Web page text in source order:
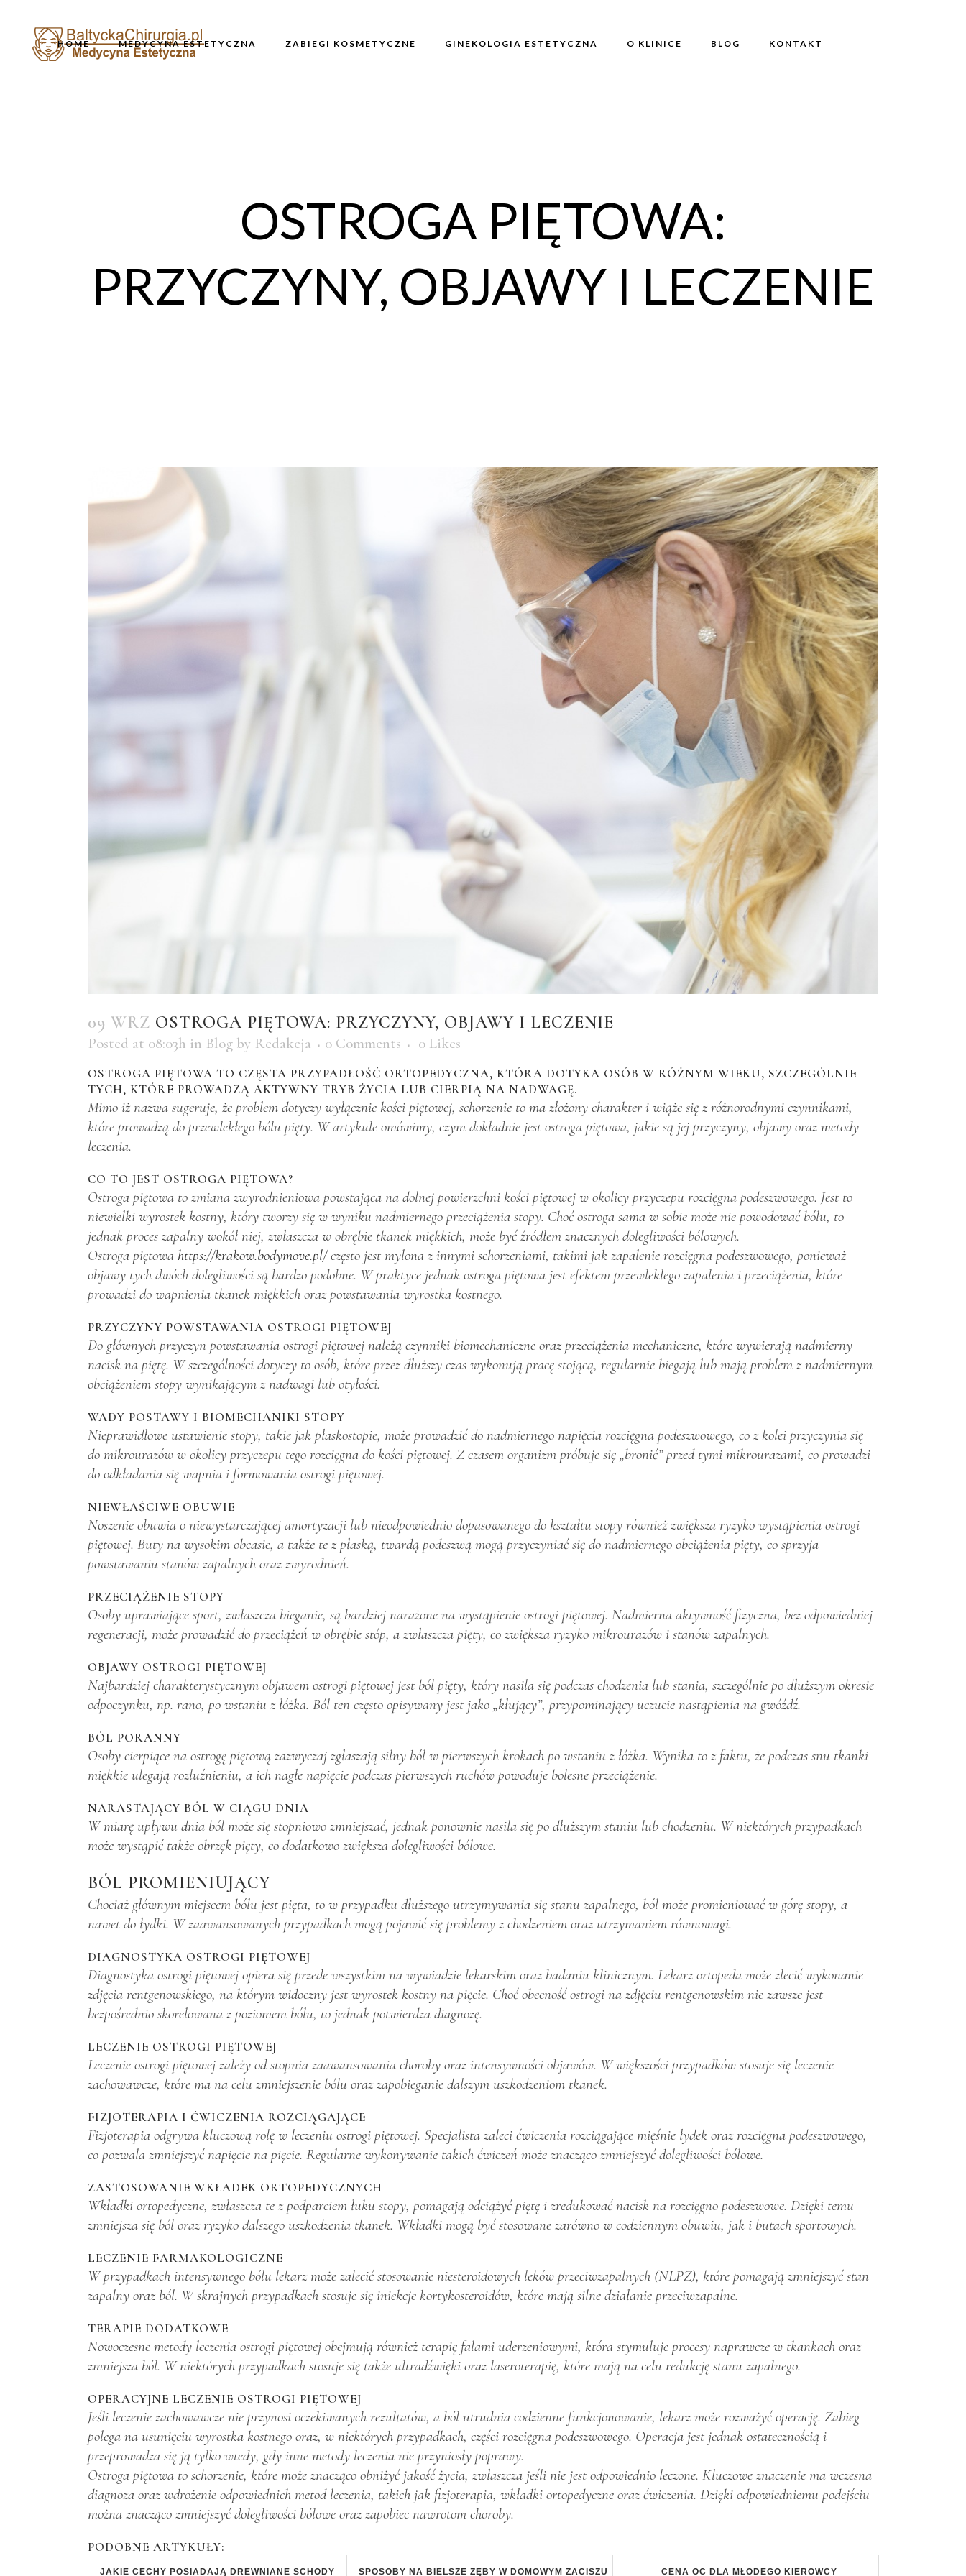
HOME MEDYCYNA ESTETYCZNA ZABIEGI KOSMETYCZNE GINEKOLOGIA ESTETYCZNA O KLINICE BLOG KONTAKT
OSTROGA PIĘTOWA:
PRZYCZYNY, OBJAWY I LECZENIE
09 WRZ OSTROGA PIĘTOWA: PRZYCZYNY, OBJAWY I LECZENIE
Posted at 08:03h in Blog by Redakcja 0 Comments 0 Likes
OSTROGA PIĘTOWA TO CZĘSTA PRZYPADŁOŚĆ ORTOPEDYCZNA, KTÓRA DOTYKA OSÓB W RÓŻNYM WIEKU, SZCZEGÓLNIE
TYCH, KTÓRE PROWADZĄ AKTYWNY TRYB ŻYCIA LUB CIERPIĄ NA NADWAGĘ.
Mimo iż nazwa sugeruje, że problem dotyczy wyłącznie kości piętowej, schorzenie to ma złożony charakter i wiąże się z różnorodnymi czynnikami,
które prowadzą do przewlekłego bólu pięty. W artykule omówimy, czym dokładnie jest ostroga piętowa, jakie są jej przyczyny, objawy oraz metody
leczenia.
CO TO JEST OSTROGA PIĘTOWA?
Ostroga piętowa to zmiana zwyrodnieniowa powstająca na dolnej powierzchni kości piętowej w okolicy przyczepu rozcięgna podeszwowego. Jest to
niewielki wyrostek kostny, który tworzy się w wyniku nadmiernego przeciążenia stopy. Choć ostroga sama w sobie może nie powodować bólu, to
jednak proces zapalny wokół niej, zwłaszcza w obrębie tkanek miękkich, może być źródłem znacznych dolegliwości bólowych.
Ostroga piętowa https://krakow.bodymove.pl/często jest mylona z innymi schorzeniami, takimi jak zapalenie rozcięgna podeszwowego, ponieważ
objawy tych dwóch dolegliwości są bardzo podobne. W praktyce jednak ostroga piętowa jest efektem przewlekłego zapalenia i przeciążenia, które
prowadzi do wapnienia tkanek miękkich oraz powstawania wyrostka kostnego.
PRZYCZYNY POWSTAWANIA OSTROGI PIĘTOWEJ
Do głównych przyczyn powstawania ostrogi piętowej należą czynniki biomechaniczne oraz przeciążenia mechaniczne, które wywierają nadmierny
nacisk na piętę. W szczególności dotyczy to osób, które przez dłuższy czas wykonują pracę stojącą, regularnie biegają lub mają problem z nadmiernym
obciążeniem stopy wynikającym z nadwagi lub otyłości.
WADY POSTAWY I BIOMECHANIKI STOPY
Nieprawidłowe ustawienie stopy, takie jak płaskostopie, może prowadzić do nadmiernego napięcia rozcięgna podeszwowego, co z kolei przyczynia się
do mikrourazów w okolicy przyczepu tego rozcięgna do kości piętowej. Z czasem organizm próbuje się „bronić” przed tymi mikrourazami, co prowadzi
do odkładania się wapnia i formowania ostrogi piętowej.
NIEWŁAŚCIWE OBUWIE
Noszenie obuwia o niewystarczającej amortyzacji lub nieodpowiednio dopasowanego do kształtu stopy również zwiększa ryzyko wystąpienia ostrogi
piętowej. Buty na wysokim obcasie, a także te z płaską, twardą podeszwą mogą przyczyniać się do nadmiernego obciążenia pięty, co sprzyja
powstawaniu stanów zapalnych oraz zwyrodnień.
PRZECIĄŻENIE STOPY
Osoby uprawiające sport, zwłaszcza bieganie, są bardziej narażone na wystąpienie ostrogi piętowej. Nadmierna aktywność fizyczna, bez odpowiedniej
regeneracji, może prowadzić do przeciążeń w obrębie stóp, a zwłaszcza pięty, co zwiększa ryzyko mikrourazów i stanów zapalnych.
OBJAWY OSTROGI PIĘTOWEJ
Najbardziej charakterystycznym objawem ostrogi piętowej jest ból pięty, który nasila się podczas chodzenia lub stania, szczególnie po dłuższym okresie
odpoczynku, np. rano, po wstaniu z łóżka. Ból ten często opisywany jest jako „kłujący”, przypominający uczucie nastąpienia na gwóźdź.
BÓL PORANNY
Osoby cierpiące na ostrogę piętową zazwyczaj zgłaszają silny ból w pierwszych krokach po wstaniu z łóżka. Wynika to z faktu, że podczas snu tkanki
miękkie ulegają rozluźnieniu, a ich nagłe napięcie podczas pierwszych ruchów powoduje bolesne przeciążenie.
NARASTAJĄCY BÓL W CIĄGU DNIA
W miarę upływu dnia ból może się stopniowo zmniejszać, jednak ponownie nasila się po dłuższym staniu lub chodzeniu. W niektórych przypadkach
może wystąpić także obrzęk pięty, co dodatkowo zwiększa dolegliwości bólowe.
BÓL PROMIENIUJĄCY
Chociaż głównym miejscem bólu jest pięta, to w przypadku dłuższego utrzymywania się stanu zapalnego, ból może promieniować w górę stopy, a
nawet do łydki. W zaawansowanych przypadkach mogą pojawić się problemy z chodzeniem oraz utrzymaniem równowagi.
DIAGNOSTYKA OSTROGI PIĘTOWEJ
Diagnostyka ostrogi piętowej opiera się przede wszystkim na wywiadzie lekarskim oraz badaniu klinicznym. Lekarz ortopeda może zlecić wykonanie
zdjęcia rentgenowskiego, na którym widoczny jest wyrostek kostny na pięcie. Choć obecność ostrogi na zdjęciu rentgenowskim nie zawsze jest
bezpośrednio skorelowana z poziomem bólu, to jednak potwierdza diagnozę.
LECZENIE OSTROGI PIĘTOWEJ
Leczenie ostrogi piętowej zależy od stopnia zaawansowania choroby oraz intensywności objawów. W większości przypadków stosuje się leczenie
zachowawcze, które ma na celu zmniejszenie bólu oraz zapobieganie dalszym uszkodzeniom tkanek.
FIZJOTERAPIA I ĆWICZENIA ROZCIĄGAJĄCE
Fizjoterapia odgrywa kluczową rolę w leczeniu ostrogi piętowej. Specjalista zaleci ćwiczenia rozciągające mięśnie łydek oraz rozcięgna podeszwowego,
co pozwala zmniejszyć napięcie na pięcie. Regularne wykonywanie takich ćwiczeń może znacząco zmniejszyć dolegliwości bólowe.
ZASTOSOWANIE WKŁADEK ORTOPEDYCZNYCH
Wkładki ortopedyczne, zwłaszcza te z podparciem łuku stopy, pomagają odciążyć piętę i zredukować nacisk na rozcięgno podeszwowe. Dzięki temu
zmniejsza się ból oraz ryzyko dalszego uszkodzenia tkanek. Wkładki mogą być stosowane zarówno w codziennym obuwiu, jak i butach sportowych.
LECZENIE FARMAKOLOGICZNE
W przypadkach intensywnego bólu lekarz może zalecić stosowanie niesteroidowych leków przeciwzapalnych (NLPZ), które pomagają zmniejszyć stan
zapalny oraz ból. W skrajnych przypadkach stosuje się iniekcje kortykosteroidów, które mają silne działanie przeciwzapalne.
TERAPIE DODATKOWE
Nowoczesne metody leczenia ostrogi piętowej obejmują również terapię falami uderzeniowymi, która stymuluje procesy naprawcze w tkankach oraz
zmniejsza ból. W niektórych przypadkach stosuje się także ultradźwięki oraz laseroterapię, które mają na celu redukcję stanu zapalnego.
OPERACYJNE LECZENIE OSTROGI PIĘTOWEJ
Jeśli leczenie zachowawcze nie przynosi oczekiwanych rezultatów, a ból utrudnia codzienne funkcjonowanie, lekarz może rozważyć operację. Zabieg
polega na usunięciu wyrostka kostnego oraz, w niektórych przypadkach, części rozcięgna podeszwowego. Operacja jest jednak ostatecznością i
przeprowadza się ją tylko wtedy, gdy inne metody leczenia nie przyniosły poprawy.
Ostroga piętowa to schorzenie, które może znacząco obniżyć jakość życia, zwłaszcza jeśli nie jest odpowiednio leczone. Kluczowe znaczenie ma wczesna
diagnoza oraz wdrożenie odpowiednich metod leczenia, takich jak fizjoterapia, wkładki ortopedyczne oraz ćwiczenia. Dzięki odpowiedniemu podejściu
można znacząco zmniejszyć dolegliwości bólowe oraz zapobiec nawrotom choroby.
PODOBNE ARTYKUŁY:
JAKIE CECHY POSIADAJĄ DREWNIANE SCHODY SPOSOBY NA BIELSZE ZĘBY W DOMOWYM ZACISZU CENA OC DLA MŁODEGO KIEROWCY